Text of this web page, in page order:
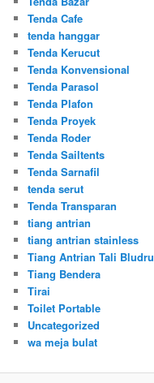
Tenda Cafe
tenda hanggar
Tenda Kerucut
Tenda Konvensional
Tenda Parasol
Tenda Plafon
Tenda Proyek
Tenda Roder
Tenda Sailtents
Tenda Sarnafil
tenda serut
Tenda Transparan
tiang antrian
tiang antrian stainless
Tiang Antrian Tali Bludru
Tiang Bendera
Tirai
Toilet Portable
Uncategorized
wa meja bulat